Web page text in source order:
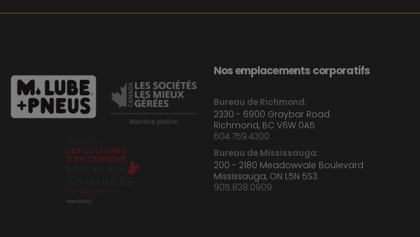
Nos emplacements corporatifs
Bureau de Richmond:
2330 - 6900 Graybar Road
Richmond, BC V6W 0A5
604.759.4300
Bureau de Mississauga:
200 - 2180 Meadowvale Boulevard
Mississauga, ON L5N 5S3
905.828.0909